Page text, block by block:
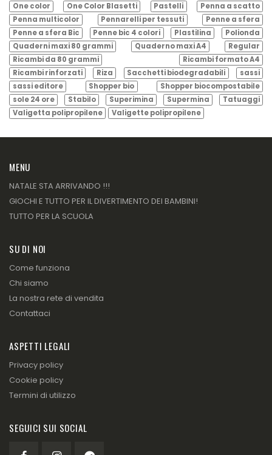
One color
One Color Blasetti Pastelli
Penna a scatto
Penna multicolor
Pennarelli per tessuti
Penne a sfera
Penne a sfera Bic
Penne bic 4 colori Plastilina
Polionda
Quaderni maxi 80 grammi
Quaderno maxi A4
Regular
Ricambi da 80 grammi
Ricambi formato A4
Ricambi rinforzati
Riza Sacchetti biodegradabili
sassi
sassi editore
Shopper bio
Shopper biocompostabile
sole 24 ore
Stabilo Superimina Supermina
Tatuaggi
Valigetta polipropilene
Valigette polipropilene
MENU
NATALE STA ARRIVANDO !!!
GIOCHI E TUTTO PER IL DIVERTIMENTO DEI BAMBINI!
TUTTO PER LA SCUOLA
SU DI NOI
Come funziona
Chi siamo
La nostra rete di vendita
Contattaci
ASPETTI LEGALI
Privacy policy
Cookie policy
Termini di utilizzo
SEGUICI SUI SOCIAL